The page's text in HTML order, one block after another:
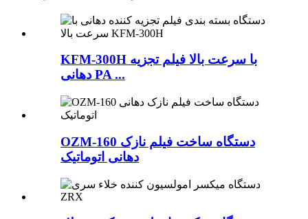
KFM-300H با سرعت بالا فیلم تجزیه
دهانی PA ...
OZM-160 دستگاه ساخت فیلم نازک
دهانی اتوماتیک